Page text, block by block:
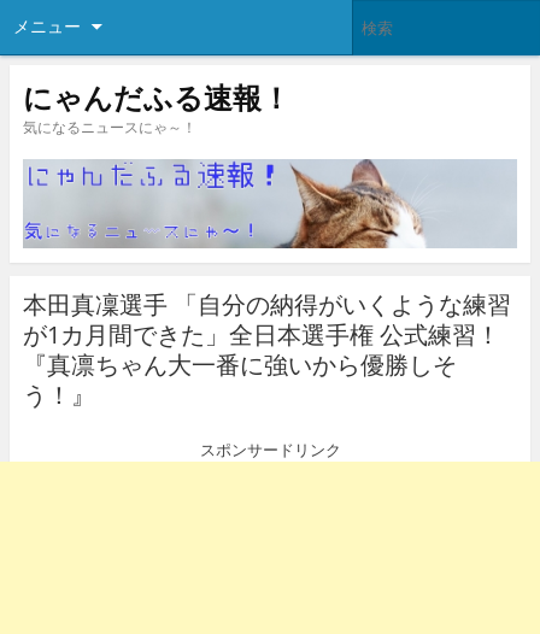
メニュー
にゃんだふる速報！
気になるニュースにゃ～！
本田真凜選手 「自分の納得がいくような練習
が1カ月間できた」全日本選手権 公式練習！
『真凛ちゃん大一番に強いから優勝しそ
う！』
スポンサードリンク